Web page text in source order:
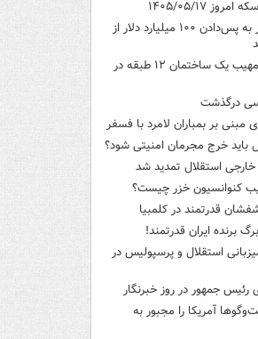
۱۴۰۵/۰۵/۱۷
ترامپ مجبور به پس‌دادن ۱۰۰ میلیارد دلار از
آتش سوزی مهیب یک ساختمان ۱۲ طبقه در
درگذشت
مبنی بر بمباران لامرد با فسفر
باید خرج مجرمان امنیتی شود؟
خارجی استقلال تمدید شد
کنوانسیون خزر چیست؟
قدرتمند در کلمبیا
برنده ایران قدرتمند!
استقلال و پرسپولیس در
جمهور در روز خبرنگار
آمریکا را مجبور به